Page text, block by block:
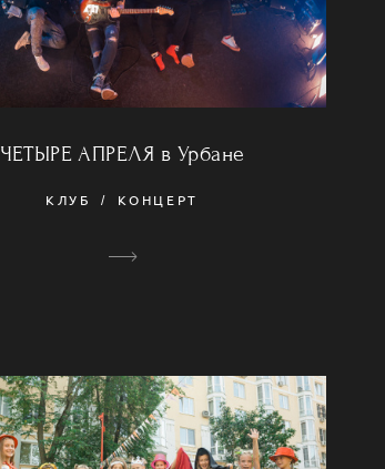
ЧЕТЫРЕ АПРЕЛЯ в Урбане
КЛУБ КОНЦЕРТ